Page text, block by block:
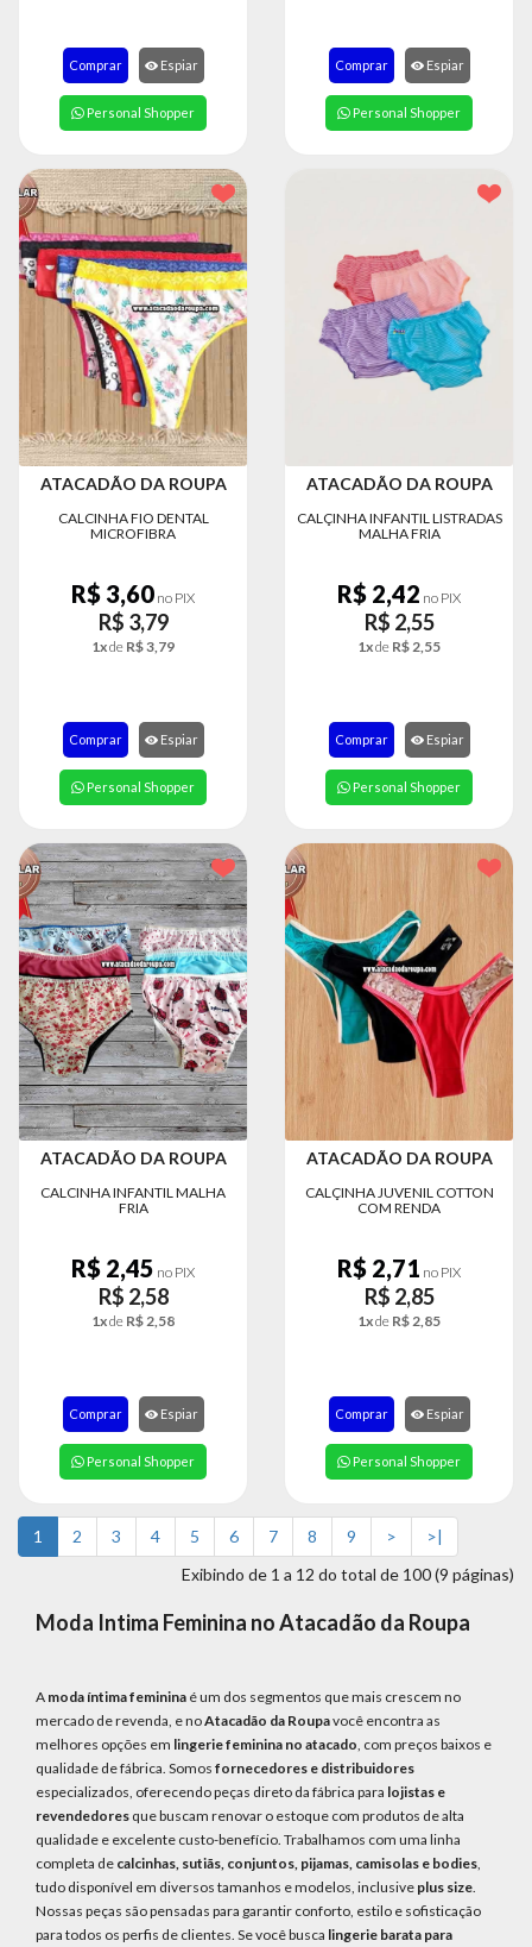
Comprar Espiar
Personal Shopper
Comprar Espiar
Personal Shopper
ATACADÃO DA ROUPA
CALCINHA FIO DENTAL
MICROFIBRA
R$ 3,60 no PIX
R$ 3,79
1xde R$ 3,79
Comprar Espiar
Personal Shopper
ATACADÃO DA ROUPA
CALÇINHA INFANTIL LISTRADAS
MALHA FRIA
R$ 2,42 no PIX
R$ 2,55
1xde R$ 2,55
Comprar Espiar
Personal Shopper
ATACADÃO DA ROUPA
CALCINHA INFANTIL MALHA
FRIA
R$ 2,45 no PIX
R$ 2,58
1xde R$ 2,58
Comprar Espiar
Personal Shopper
ATACADÃO DA ROUPA
CALÇINHA JUVENIL COTTON
COM RENDA
R$ 2,71 no PIX
R$ 2,85
1xde R$ 2,85
Comprar Espiar
Personal Shopper
1 2 3 4 5 6 7 8 9 >
>|
Exibindo de 1 a 12 do total de 100 (9 páginas)
Moda Intima Feminina no Atacadão da Roupa
A moda íntima feminina é um dos segmentos que mais crescem no
mercado de revenda, e noAtacadão da Roupavocê encontra as
melhores opções em lingerie feminina no atacado , com preços baixos e
qualidade de fábrica. Somos fornecedores e distribuidores
especializados, oferecendo peças direto da fábrica para lojistas e
revendedores que buscam renovar o estoque com produtos de alta
qualidade e excelente custo-benefício. Trabalhamos com uma linha
completa de calcinhas, sutiãs, conjuntos, pijamas, camisolas e bodies
tudo disponível em diversos tamanhos e modelos, inclusive plus size
Nossas peças são pensadas para garantir conforto, estilo e sofisticação
para todos os perfis de clientes. Se você busca lingerie barata para